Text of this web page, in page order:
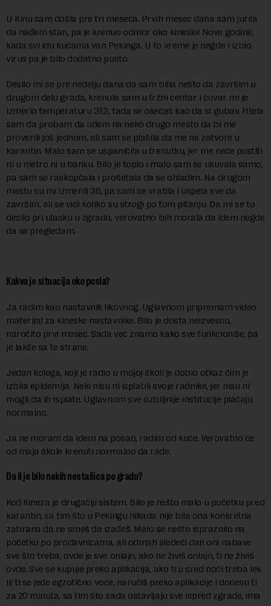
U Kinu sam došla pre tri meseca. Prvih mesec dana sam jurila
da nađem stan, pa je krenuo odmor oko kineske Nove godine,
kada svi idu kućama van Pekinga. U to vreme je negde i izbio
virus pa je bilo dodatno pusto.
Desilo mi se pre nedelju dana da sam bilia nešto da završim u
drugom delu grada, krenula sam u tržni centar i čuvar mi je
izmerio temperaturu 37.2, tada se osećaš kao da si gubav. Htela
sam da probam da uđem na neko drugo mesto da bi me
proverili još jednom, ali sam se plašila da me ne zatvore u
karantin. Malo sam se uspaničila u trenutku, jer me neće pustiti
ni u metro ni u banku. Bilo je toplo i malo sam se ukuvala samo,
pa sam se raskopčala i prošetala da se ohladim. Na drugom
mestu su mi izmerili 36, pa sam se vratila i uspela sve da
završim, ali se vidi koliko su strogi po tom pitanju. Da mi se to
desilo pri ulasku u zgradu, verovatno bih morala da idem negde
da se pregledam.
Kakva je situacija oko posla?
Ja radim kao nastavnik likovnog. Uglavnom pripremam video
materijal za kineske nastavnike. Bilo je dosta neizvesno,
naročito prvi mesec. Sada već znamo kako sve funkcioniše, pa
je lakše sa te strane.
Jedan kolega, koji je radio u mojoj školi je dobio otkaz čim je
izbila epidemija. Neki nisu ni isplatili svoje radnike, jer nisu ni
mogli da ih isplate. Uglavnom sve ozbiljnije institucije plaćaju
normalno.
Ja ne moram da idem na posao, radim od kuće. Verovatno će
od maja škole krenuti normalno da rade.
Da li je bilo nekih nestašica po gradu?
Kod Kineza je drugačiji sistem. Bilo je nešto malo u početku pred
karantin, sa tim što u Pekingu nikada nije bila ona konkretna
zabrana da ne smeš da izađeš. Malo se nešto ispraznilo na
početku po prodavnicama, ali odmah sledeći dan oni nabave
sve što treba, ovde je sve onlajn, ako ne živiš onlajn, ti ne živiš
ovde. Sve se kupuje preko aplikacija, ako ti u sred noći treba lek
ili ti se jede egzotično voće, naručiš preko aplikacije i donesu ti
za 20 minuta, sa tim što sada ostavljaju sve ispred zgrade, ima